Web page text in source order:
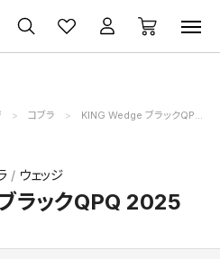
買取
無料査定
クーポン
一覧
コブラ KING Wedge ブラックQPQ 2025
ウェッジ
ラックQPQ 2025